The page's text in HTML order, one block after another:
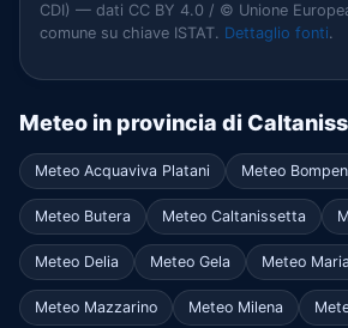
CDI) — dati CC BY 4.0 / © Unione
comune su chiave ISTAT. Dettaglio fonti.
Meteo in provincia di
Meteo Acquaviva Platani Meteo
Meteo Butera Meteo Caltanissetta
Meteo Delia Meteo Gela Meteo
Meteo Mazzarino Meteo Milena